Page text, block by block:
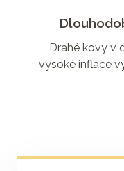
Drahé kovy v
vysoké inflace